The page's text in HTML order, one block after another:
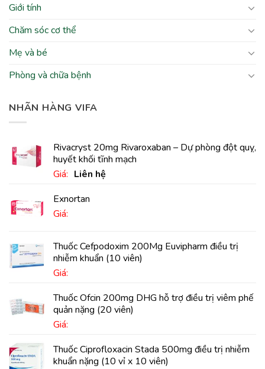
Giới tính
Chăm sóc cơ thể
Mẹ và bé
Phòng và chữa bệnh
NHÃN HÀNG VIFA
Rivacryst 20mg Rivaroxaban – Dự phòng đột quỵ,
huyết khối tĩnh mạch
Giá: Liên hệ
Exnortan
Giá:
Thuốc Cefpodoxim 200Mg Euvipharm điều trị
nhiễm khuẩn (10 viên)
Giá:
Thuốc Ofcin 200mg DHG hỗ trợ điều trị viêm phế
quản nặng (20 viên)
Giá:
Thuốc Ciprofloxacin Stada 500mg điều trị nhiễm
khuẩn nặng (10 vỉ x 10 viên)